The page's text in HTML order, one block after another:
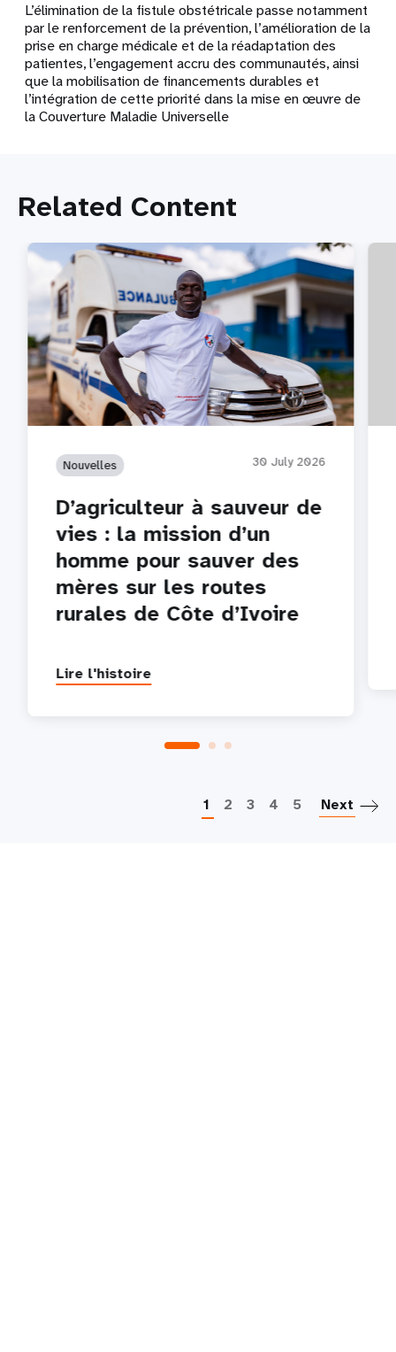
L’élimination de la fistule obstétricale passe notamment
par le renforcement de la prévention, l’amélioration de la
prise en charge médicale et de la réadaptation des
patientes, l’engagement accru des communautés, ainsi
que la mobilisation de financements durables et
l’intégration de cette priorité dans la mise en œuvre de
la Couverture Maladie Universelle
Related Content
Nouvelles 30 July 2026
D’agriculteur à sauveur de
vies : la mission d’un
homme pour sauver des
mères sur les routes
rurales de Côte d’Ivoire
Lire l'histoire
1 2 3 4 5 Next